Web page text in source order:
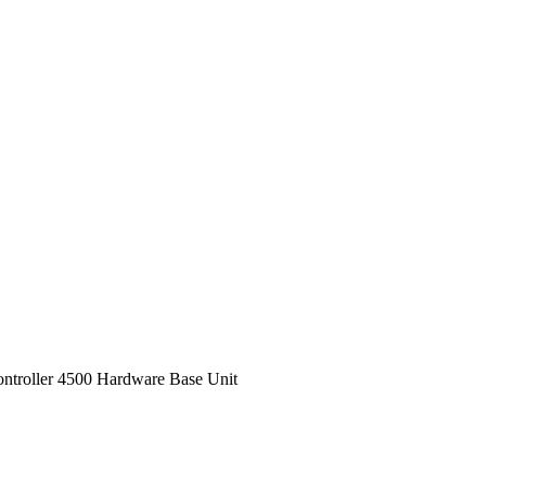
4500 Hardware Base Unit